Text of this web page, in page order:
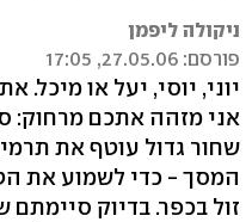
ניקולה ליפמן
פורסם: 27.05.06, 17:05
יוני, יוסי, יעל או מיכל.
אני מזהה אתכם מרחוק:
שחור גדול עוטף את
המסך - כדי לשמוע את
זול בכפר. בדיוק